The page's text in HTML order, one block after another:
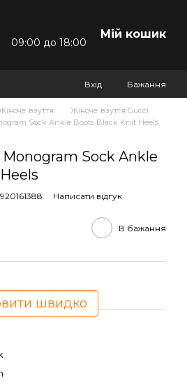
09:00 до 18:00
Мій кошик
Вхід Бажання
взуття
Жіноче взуття Gucci
Sock Ankle Boots Black Knit Heels
Monogram Sock Ankle
Написати відгук
В бажання
швидко